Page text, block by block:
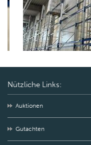
Nützliche Links:
Auktionen
Gutachten